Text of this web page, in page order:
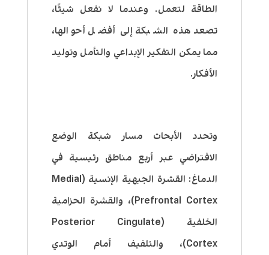
الطاقة لتعمل. وعندما لا نفعل شيئًا،
تصعد هذه الشبكة إلى أفضل أحوالها،
مما يمكن التفكير الإبداعي والتأمل وتوليد
الأفكار.
وتحدد الأبحاث مسار شبكة الوضع
الافتراضي عبر أربع مناطق رئيسية في
الدماغ: القشرة الجبهية الإنسية (Medial
Prefrontal Cortex)، والقشرة الحزامية
الخلفية (Posterior Cingulate
Cortex)، والتلفيف أمام الوتدي